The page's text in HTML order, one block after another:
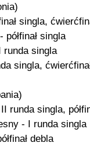
singla,
singla
runda singla
singla,
runda singla,
- I runda singla
debla